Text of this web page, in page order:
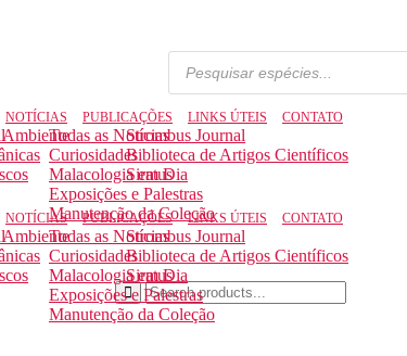
Ambiente
NOTÍCIAS
Todas as Notícias
Curiosidades
Malacologia em Dia
Exposições e Palestras
Manutenção da Coleção
PUBLICAÇÕES
Strombus Journal
Biblioteca de Artigos Científicos
Siratus
LINKS ÚTEIS CONTATO
Ambiente
NOTÍCIAS
Todas as Notícias
Curiosidades
Malacologia em Dia
Exposições e Palestras
Manutenção da Coleção
PUBLICAÇÕES
Strombus Journal
Biblioteca de Artigos Científicos
Siratus
LINKS ÚTEIS CONTATO